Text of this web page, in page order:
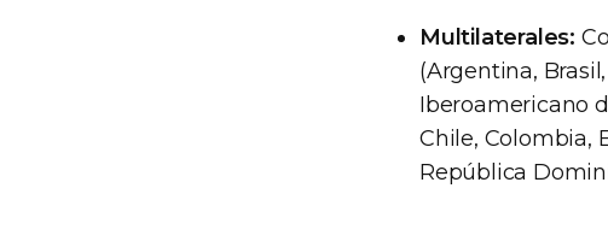
Multilaterales:
(Argentina,
Iberoamericano
Chile, Colombia,
República